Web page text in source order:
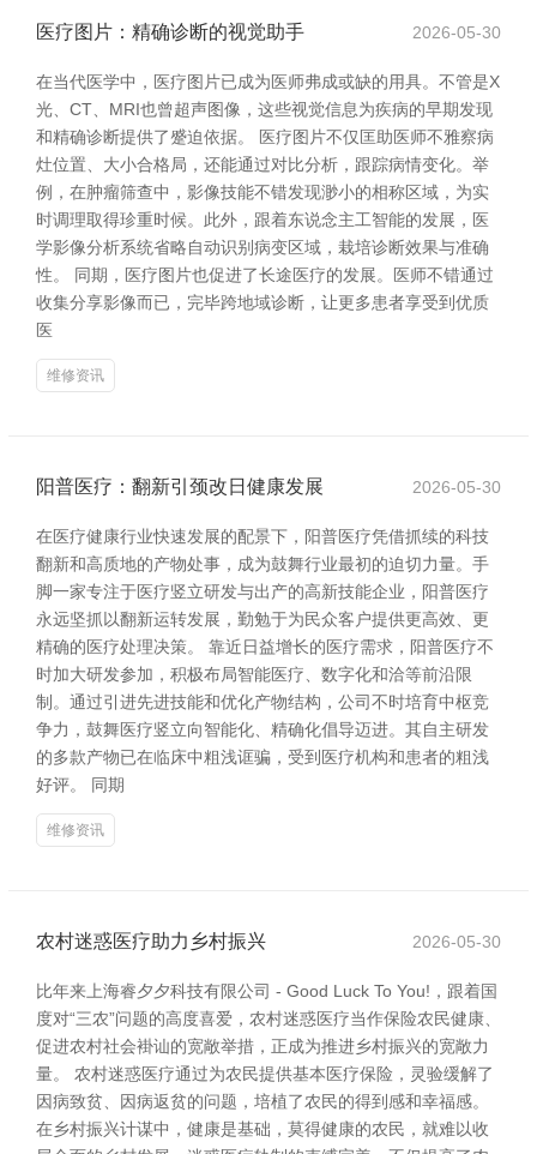
医疗图片：精确诊断的视觉助手 2026-05-30
在当代医学中，医疗图片已成为医师弗成或缺的用具。不管是X
光、CT、MRI也曾超声图像，这些视觉信息为疾病的早期发现
和精确诊断提供了蹙迫依据。 医疗图片不仅匡助医师不雅察病
灶位置、大小合格局，还能通过对比分析，跟踪病情变化。举
例，在肿瘤筛查中，影像技能不错发现渺小的相称区域，为实
时调理取得珍重时候。此外，跟着东说念主工智能的发展，医
学影像分析系统省略自动识别病变区域，栽培诊断效果与准确
性。 同期，医疗图片也促进了长途医疗的发展。医师不错通过
收集分享影像而已，完毕跨地域诊断，让更多患者享受到优质
医
维修资讯
阳普医疗：翻新引颈改日健康发展 2026-05-30
在医疗健康行业快速发展的配景下，阳普医疗凭借抓续的科技
翻新和高质地的产物处事，成为鼓舞行业最初的迫切力量。手
脚一家专注于医疗竖立研发与出产的高新技能企业，阳普医疗
永远坚抓以翻新运转发展，勤勉于为民众客户提供更高效、更
精确的医疗处理决策。 靠近日益增长的医疗需求，阳普医疗不
时加大研发参加，积极布局智能医疗、数字化和洽等前沿限
制。通过引进先进技能和优化产物结构，公司不时培育中枢竞
争力，鼓舞医疗竖立向智能化、精确化倡导迈进。其自主研发
的多款产物已在临床中粗浅诓骗，受到医疗机构和患者的粗浅
好评。 同期
维修资讯
农村迷惑医疗助力乡村振兴 2026-05-30
比年来上海睿夕夕科技有限公司 - Good Luck To You!，跟着国
度对“三农”问题的高度喜爱，农村迷惑医疗当作保险农民健康、
促进农村社会褂讪的宽敞举措，正成为推进乡村振兴的宽敞力
量。 农村迷惑医疗通过为农民提供基本医疗保险，灵验缓解了
因病致贫、因病返贫的问题，培植了农民的得到感和幸福感。
在乡村振兴计谋中，健康是基础，莫得健康的农民，就难以收